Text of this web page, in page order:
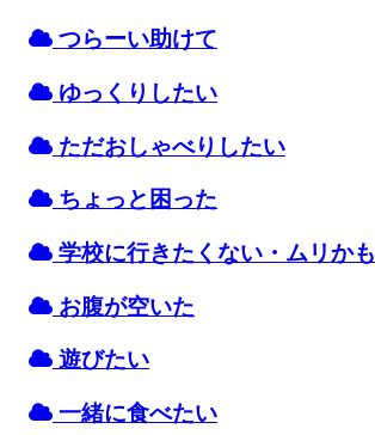
つらーい助けて
ゆっくりしたい
ただおしゃべりしたい
ちょっと 困 った
学校に行きたくない・ムリかも
お腹が空いた
遊びたい
一緒に食べたい